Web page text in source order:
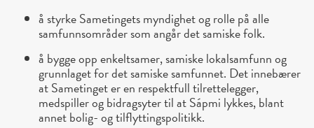
å styrke Sametingets myndighet og rolle på alle
samfunnsområder som angår det samiske folk.
å bygge opp enkeltsamer, samiske lokalsamfunn og
grunnlaget for det samiske samfunnet. Det innebærer
at Sametinget er en respektfull tilrettelegger,
medspiller og bidragsyter til at Sápmi lykkes, blant
annet bolig- og tilflyttingspolitikk.